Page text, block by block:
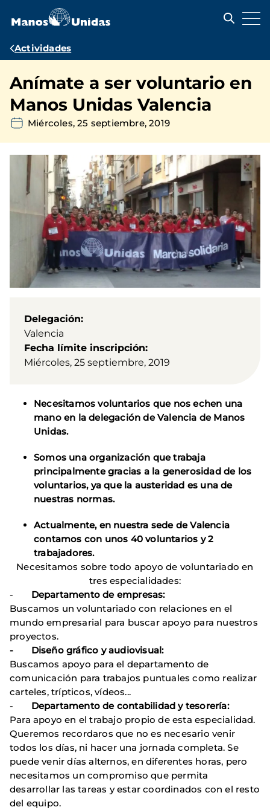
contenido
Ruta
navegación
Actividades
Anímate a ser voluntario en
Manos Unidas Valencia
Miércoles, 25 septiembre, 2019
Delegación
Valencia
Fecha límite inscripción
Miércoles, 25 septiembre, 2019
Necesitamos voluntarios que nos echen una
mano en la delegación de Valencia de Manos
Unidas.
Somos una organización que trabaja
principalmente gracias a la generosidad de los
voluntarios, ya que la austeridad es una de
nuestras normas.
Actualmente, en nuestra sede de Valencia
contamos con unos 40 voluntarios y 2
trabajadores.
Necesitamos sobre todo apoyo de voluntariado en
tres especialidades:
- Departamento de empresas:
Buscamos un voluntariado con relaciones en el
mundo empresarial para buscar apoyo para nuestros
proyectos.
- Diseño gráfico y audiovisual:
Buscamos apoyo para el departamento de
comunicación para trabajos puntuales como realizar
carteles, trípticos, vídeos...
- Departamento de contabilidad y tesorería:
Para apoyo en el trabajo propio de esta especialidad.
Queremos recordaros que no es necesario venir
todos los días, ni hacer una jornada completa. Se
puede venir días alternos, en diferentes horas, pero
necesitamos un compromiso que permita
desarrollar las tareas y estar coordinados con el resto
del equipo.